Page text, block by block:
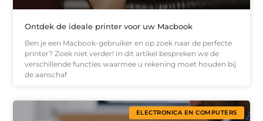
Ontdek de ideale printer voor uw Macbook
Ben je een Macbook-gebruiker en op zoek naar de perfecte
printer? Zoek niet verder! In dit artikel bespreken we de
verschillende functies waarmee u rekening moet houden bij
de aanschaf
ELECTRONICA EN COMPUTERS